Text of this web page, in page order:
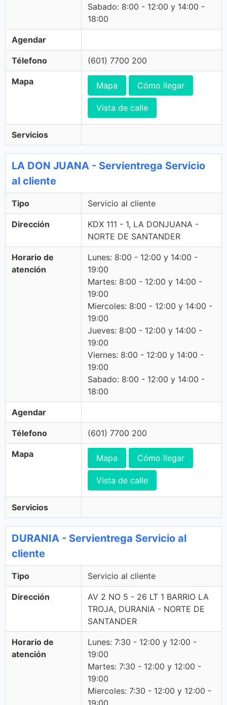
Sabado: 8:00 - 12:00 y 14:00 -
18:00
Agendar
Télefono (601) 7700 200
Mapa Mapa Cómo llegar
Vista de calle
Servicios
LA DON JUANA - Servientrega Servicio
al cliente
Tipo Servicio al cliente
Dirección
KDX 111 - 1, LA DONJUANA -
NORTE DE SANTANDER
Horario de
atención
Lunes: 8:00 - 12:00 y 14:00 -
19:00
Martes: 8:00 - 12:00 y 14:00 -
19:00
Miercoles: 8:00 - 12:00 y 14:00 -
19:00
Jueves: 8:00 - 12:00 y 14:00 -
19:00
Viernes: 8:00 - 12:00 y 14:00 -
19:00
Sabado: 8:00 - 12:00 y 14:00 -
18:00
Agendar
Télefono (601) 7700 200
Mapa Mapa Cómo llegar
Vista de calle
Servicios
DURANIA - Servientrega Servicio al
cliente
Tipo Servicio al cliente
Dirección
AV 2 NO 5 - 26 LT 1 BARRIO LA
TROJA, DURANIA - NORTE DE
SANTANDER
Horario de
atención
Lunes: 7:30 - 12:00 y 12:00 -
19:00
Martes: 7:30 - 12:00 y 12:00 -
19:00
Miercoles: 7:30 - 12:00 y 12:00 -
19:00